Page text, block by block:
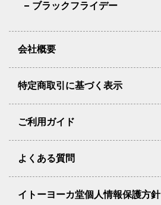
ブラックフライデー
会社概要
特定商取引に基づく表示
ご利用ガイド
よくある質問
イトーヨーカ堂個人情報保護方針